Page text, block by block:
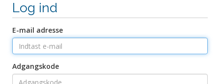
Log ind
E-mail adresse
Adgangskode